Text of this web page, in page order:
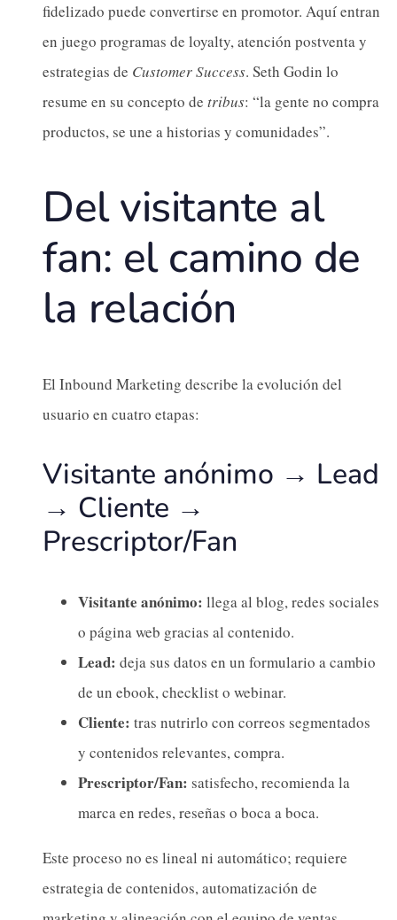
fidelizado puede convertirse en promotor. Aquí entran
en juego programas de loyalty, atención postventa y
estrategias de Customer Success. Seth Godin lo
resume en su concepto de tribus: “la gente no compra
productos, se une a historias y comunidades”.
Del visitante al
fan: el camino de
la relación
El Inbound Marketing describe la evolución del
usuario en cuatro etapas:
Visitante anónimo → Lead
→ Cliente →
Prescriptor/Fan
Visitante anónimo: llega al blog, redes sociales
o página web gracias al contenido.
Lead: deja sus datos en un formulario a cambio
de un ebook, checklist o webinar.
Cliente: tras nutrirlo con correos segmentados
y contenidos relevantes, compra.
Prescriptor/Fan: satisfecho, recomienda la
marca en redes, reseñas o boca a boca.
Este proceso no es lineal ni automático; requiere
estrategia de contenidos, automatización de